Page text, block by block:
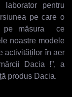
pentru
pe care o
pe măsura ce
noastre modele
activităților în aer
Dacia !”, a
produs Dacia.